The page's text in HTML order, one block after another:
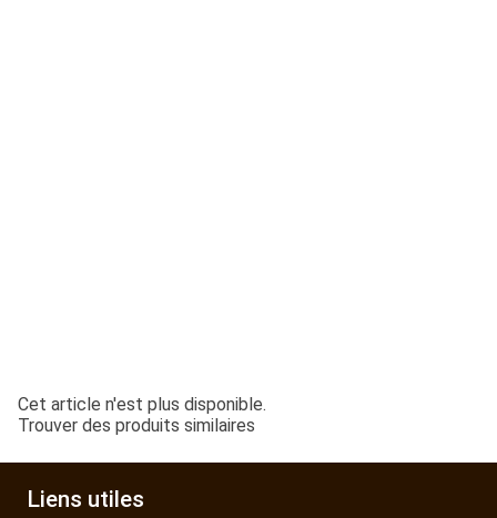
Cet article n'est plus disponible.
Trouver des produits similaires
Liens utiles